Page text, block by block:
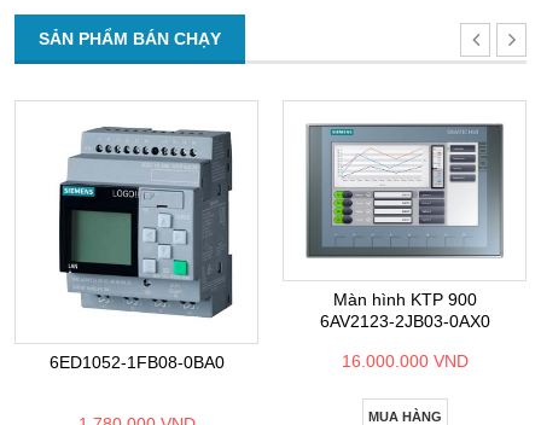
SẢN PHẨM BÁN CHẠY
6ED1052-1FB08-0BA0
Màn hình KTP 900
6AV2123-2JB03-0AX0
16.000.000 VND
MUA HÀNG